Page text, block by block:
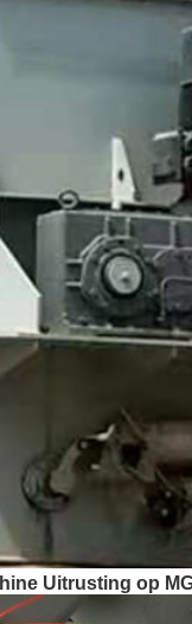
Uitrusting op